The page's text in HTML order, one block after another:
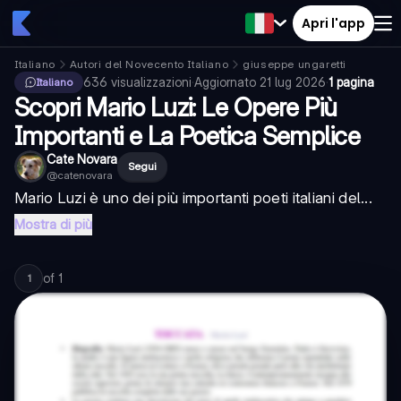
Apri l'app
Italiano Autori del Novecento Italiano
giuseppe ungaretti
Italiano
636 visualizzazioni·Aggiornato 21 lug 2026·1 pagina
Scopri Mario Luzi: Le Opere Più
Importanti e La Poetica Semplice
Cate Novara
@catenovara
Segui
Mario Luzi è uno dei più importanti poeti italiani del...
Mostra di più
1 of 1